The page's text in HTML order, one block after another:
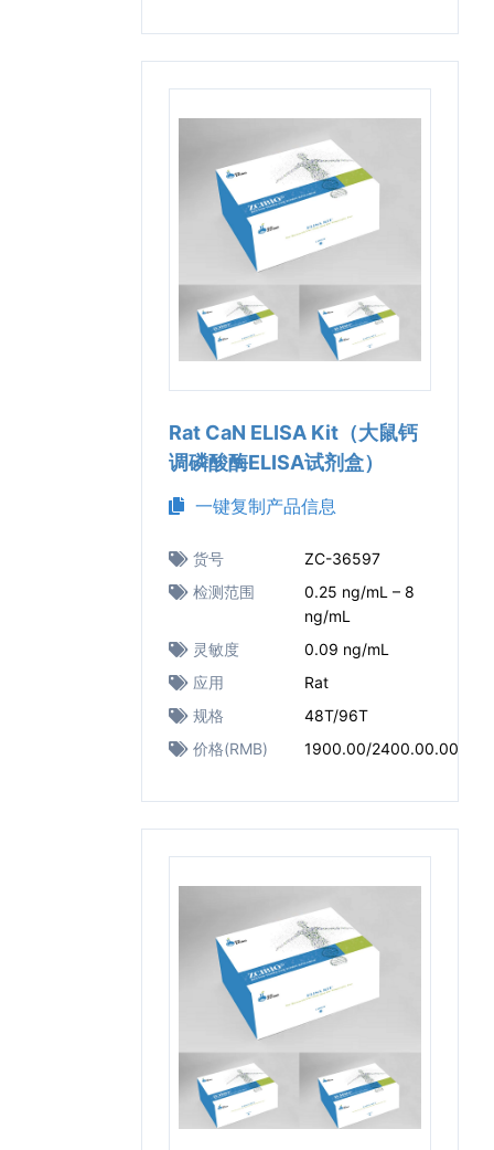
Rat CaN ELISA Kit（大鼠钙
调磷酸酶ELISA试剂盒）
一键复制产品信息
货号
ZC-36597
检测范围
0.25 ng/mL – 8
ng/mL
灵敏度
0.09 ng/mL
应用
Rat
规格
48T/96T
价格(RMB)
1900.00/2400.00.00